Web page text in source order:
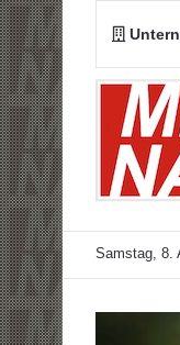
Samstag, 8.